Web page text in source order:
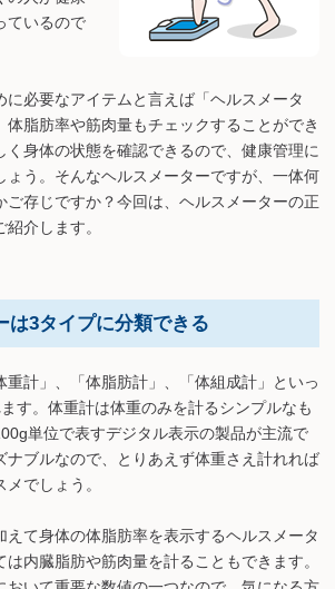
ているので
に必要なアイテムと言えば「ヘルスメータ
体脂肪率や筋肉量もチェックすることができ
く身体の状態を確認できるので、健康管理に
ょう。そんなヘルスメーターですが、一体何
ご存じですか？今回は、ヘルスメーターの正
介します。
3タイプに分類できる
重計」、「体脂肪計」、「体組成計」といっ
す。体重計は体重のみを計るシンプルなも
単位で表すデジタル表示の製品が主流で
ナブルなので、とりあえず体重さえ計れれば
でしょう。
えて身体の体脂肪率を表示するヘルスメータ
内臓脂肪や筋肉量を計ることもできます。